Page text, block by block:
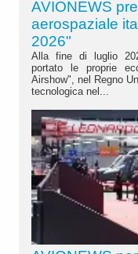
AVIONEWS
aerospaziale
2026"
Alla fine di luglio
portato le proprie
Airshow", nel Regno
tecnologica nel...